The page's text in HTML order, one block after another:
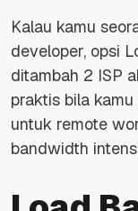
Kalau kamu
developer, opsi
ditambah 2 ISP
praktis bila
untuk remote
bandwidth